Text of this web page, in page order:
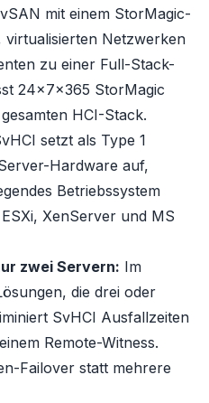
mit einem StorMagic-
Netzwerken
zu einer Full-Stack-
24x7x365 StorMagic
HCI-Stack.
setzt als Type 1
Hardware auf,
Betriebssystem
XenServer und MS
zwei Servern: Im
die drei oder
SvHCI Ausfallzeiten
Remote-Witness.
Failover statt mehrere